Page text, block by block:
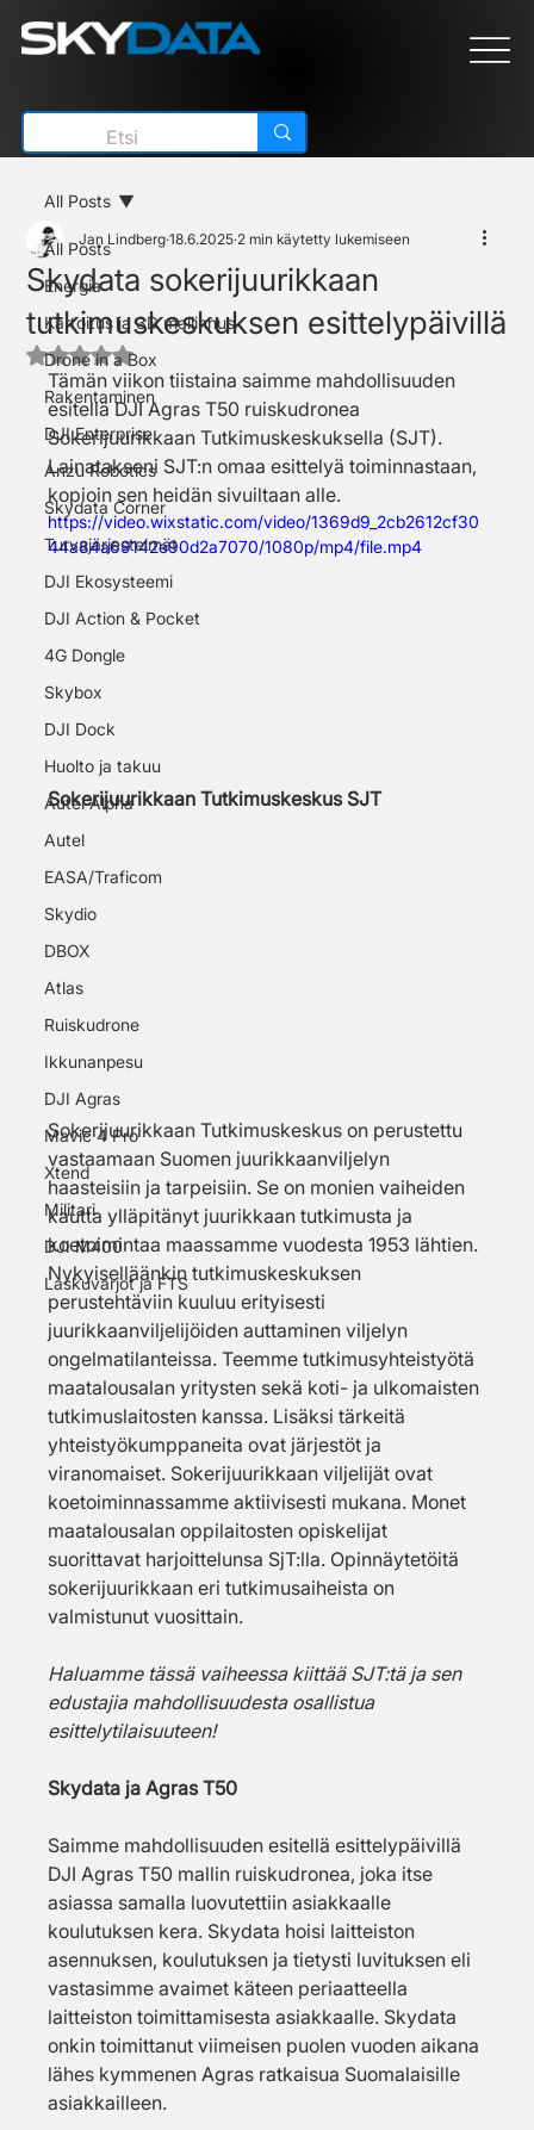
All Posts
Energia
Kartoitus ja 3D mallinnus
Drone in a Box
Rakentaminen
DJI Enterprise
Anzu Robotics
Skydata Corner
Turvajärjestelmät
DJI Ekosysteemi
DJI Action & Pocket
4G Dongle
Skybox
DJI Dock
Huolto ja takuu
Autel Alpha
Autel
EASA/Traficom
Skydio
DBOX
Atlas
Ruiskudrone
Ikkunanpesu
DJI Agras
Mavic 4 Pro
Xtend
Militari
DJI M400
Laskuvarjot ja FTS
All Posts
Skydata sokerijuurikkaan
tutkimuskeskuksen esittelypäivillä
Jan Lindberg 18.6.2025 2 min käytetty lukemiseen
Arvostelun tähtimäärä: epäluku/5
Tämän viikon tiistaina saimme mahdollisuuden
esitellä DJI Agras T50 ruiskudronea
Sokerijuurikkaan Tutkimuskeskuksella (SJT).
Lainatakseni SJT:n omaa esittelyä toiminnastaan,
kopioin sen heidän sivuiltaan alle.
https://video.wixstatic.com/video/1369d9_2cb2612cf30
44a84a69142e90d2a7070/1080p/mp4/file.mp4
Sokerijuurikkaan Tutkimuskeskus SJT
Sokerijuurikkaan Tutkimuskeskus on perustettu
vastaamaan Suomen juurikkaanviljelyn
haasteisiin ja tarpeisiin. Se on monien vaiheiden
kautta ylläpitänyt juurikkaan tutkimusta ja
koetoimintaa maassamme vuodesta 1953 lähtien.
Nykyiselläänkin tutkimuskeskuksen
perustehtäviin kuuluu erityisesti
juurikkaanviljelijöiden auttaminen viljelyn
ongelmatilanteissa. Teemme tutkimusyhteistyötä
maatalousalan yritysten sekä koti- ja ulkomaisten
tutkimuslaitosten kanssa. Lisäksi tärkeitä
yhteistyökumppaneita ovat järjestöt ja
viranomaiset. Sokerijuurikkaan viljelijät ovat
koetoiminnassamme aktiivisesti mukana. Monet
maatalousalan oppilaitosten opiskelijat
suorittavat harjoittelunsa SjT:lla. Opinnäytetöitä
sokerijuurikkaan eri tutkimusaiheista on
valmistunut vuosittain.
Haluamme tässä vaiheessa kiittää SJT:tä ja sen
edustajia mahdollisuudesta osallistua
esittelytilaisuuteen!
Skydata ja Agras T50
Saimme mahdollisuuden esitellä esittelypäivillä
DJI Agras T50 mallin ruiskudronea, joka itse
asiassa samalla luovutettiin asiakkaalle
koulutuksen kera. Skydata hoisi laitteiston
asennuksen, koulutuksen ja tietysti luvituksen eli
vastasimme avaimet käteen periaatteella
laitteiston toimittamisesta asiakkaalle. Skydata
onkin toimittanut viimeisen puolen vuoden aikana
lähes kymmenen Agras ratkaisua Suomalaisille
asiakkailleen.